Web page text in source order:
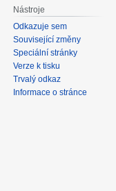
Nástroje
Odkazuje sem
Související změny
Speciální stránky
Verze k tisku
Trvalý odkaz
Informace o stránce